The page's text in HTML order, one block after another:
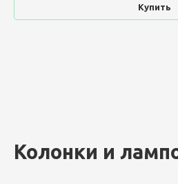
Купить
Колонки и